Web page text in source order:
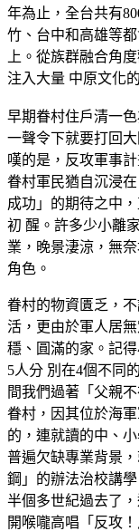
年為止，全台共有
竹、台中和高雄等
上。從族群融合角
注入大量 中原文化
早期眷村住戶清一
一聲令下就要打回
嘆的是，反攻軍事
眷村軍民猶自沉浸
成功」的期待之中
初 醒。許多少小離
業，晚景淒涼，無
角色。
眷村的物資匱乏，
活，更由於軍人居
穩、圓滿的家。記
5人分 別在4個不同
間我們過著「父親
眷村，因其位於海
的，連就讀的中、
普遍欠缺專業背景
鋼」的辦法治校講
半個多世紀過去了
開喉嚨高唱「反攻